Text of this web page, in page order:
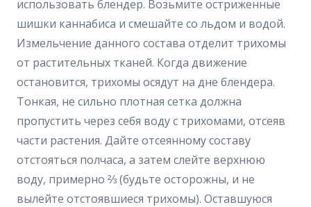
использовать блендер. Возьмите остриженные
шишки каннабиса и смешайте со льдом и водой.
Измельчение данного состава отделит трихомы
от растительных тканей. Когда движение
остановится, трихомы осядут на дне блендера.
Тонкая, не сильно плотная сетка должна
пропустить через себя воду с трихомами, отсеяв
части растения. Дайте отсеянному составу
отстояться полчаса, а затем слейте верхнюю
воду, примерно ⅔ (будьте осторожны, и не
вылейте отстоявшиеся трихомы). Оставшуюся